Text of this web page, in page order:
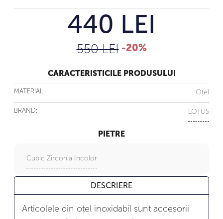
440 LEI
550 LEI -20%
CARACTERISTICILE PRODUSULUI
MATERIAL: Oțel
BRAND: LOTUS
PIETRE
Cubic Zirconia Incolor
DESCRIERE
Articolele din oțel inoxidabil sunt accesorii